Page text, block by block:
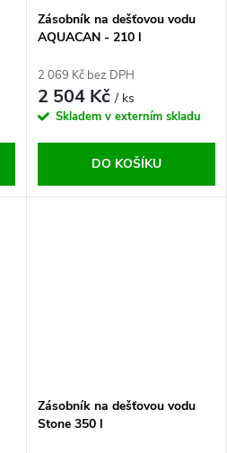
Zásobník na dešťovou vodu
AQUACAN - 210 l
2 069 Kč bez DPH
2 504 Kč/ ks
Skladem v externím skladu
DO KOŠÍKU
Zásobník na dešťovou vodu
Stone 350 l